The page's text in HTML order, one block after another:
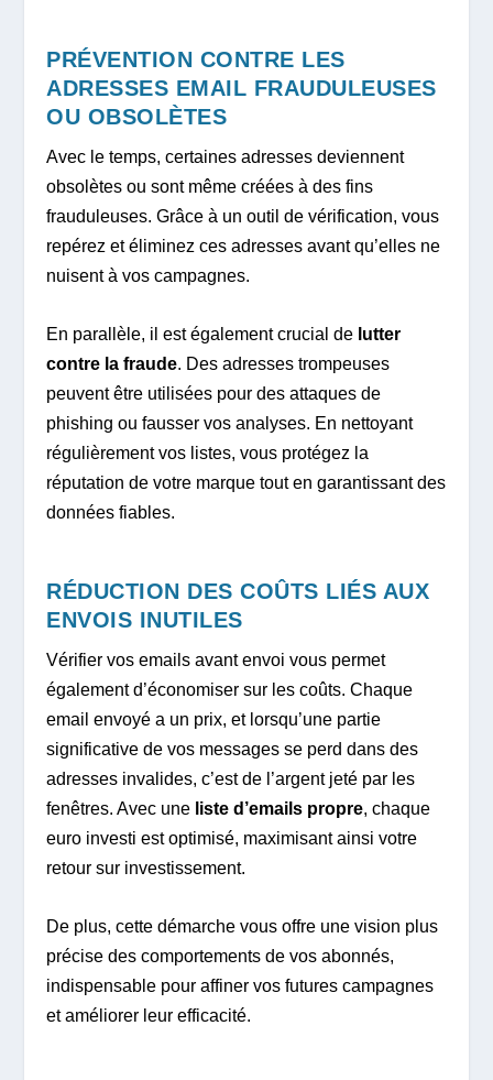
PRÉVENTION CONTRE LES
ADRESSES EMAIL FRAUDULEUSES
OU OBSOLÈTES
Avec le temps, certaines adresses deviennent
obsolètes ou sont même créées à des fins
frauduleuses. Grâce à un outil de vérification, vous
repérez et éliminez ces adresses avant qu’elles ne
nuisent à vos campagnes.
En parallèle, il est également crucial de lutter
contre la fraude. Des adresses trompeuses
peuvent être utilisées pour des attaques de
phishing ou fausser vos analyses. En nettoyant
régulièrement vos listes, vous protégez la
réputation de votre marque tout en garantissant des
données fiables.
RÉDUCTION DES COÛTS LIÉS AUX
ENVOIS INUTILES
Vérifier vos emails avant envoi vous permet
également d’économiser sur les coûts. Chaque
email envoyé a un prix, et lorsqu’une partie
significative de vos messages se perd dans des
adresses invalides, c’est de l’argent jeté par les
fenêtres. Avec une liste d’emails propre, chaque
euro investi est optimisé, maximisant ainsi votre
retour sur investissement.
De plus, cette démarche vous offre une vision plus
précise des comportements de vos abonnés,
indispensable pour affiner vos futures campagnes
et améliorer leur efficacité.